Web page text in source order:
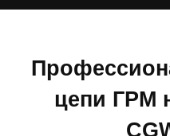
цепи ГРМ